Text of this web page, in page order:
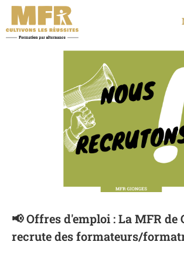
📢 Offres d'emploi : La MFR de
recrute des formateurs/